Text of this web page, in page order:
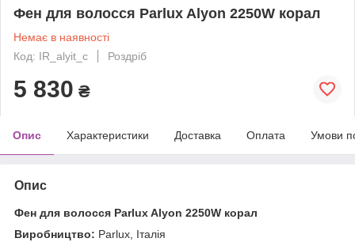
Фен для волосся Parlux Alyon 2250W корал
Немає в наявності
Код: IR_alyit_c
Роздріб
5 830 ₴
Опис Характеристики Доставка Оплата Умови
Опис
Фен для волосся Parlux Alyon 2250W корал
Виробництво: Parlux, Італія